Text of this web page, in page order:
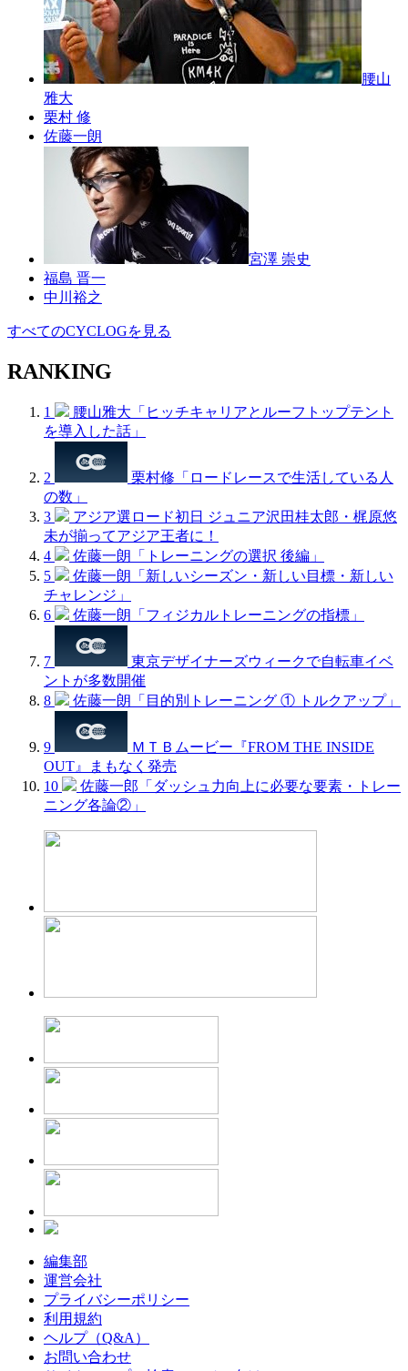
腰山
雅大
栗村 修
佐藤一朗
宮澤 崇史
福島 晋一
中川裕之
すべてのCYCLOGを見る
RANKING
1
腰山雅大「ヒッチキャリアとルーフトップテント
を導入した話」
2
栗村修「ロードレースで生活している人
の数」
3
アジア選ロード初日 ジュニア沢田桂太郎・梶原悠
未が揃ってアジア王者に！
4
佐藤一朗「トレーニングの選択 後編」
5
佐藤一朗「新しいシーズン・新しい目標・新しい
チャレンジ」
6
佐藤一朗「フィジカルトレーニングの指標」
7
東京デザイナーズウィークで自転車イベ
ントが多数開催
8
佐藤一朗「目的別トレーニング ① トルクアップ」
9
ＭＴＢムービー『FROM THE INSIDE
OUT』まもなく発売
10
佐藤一郎「ダッシュ力向上に必要な要素・トレー
ニング各論②」
編集部
運営会社
プライバシーポリシー
利用規約
ヘルプ（Q&A）
お問い合わせ